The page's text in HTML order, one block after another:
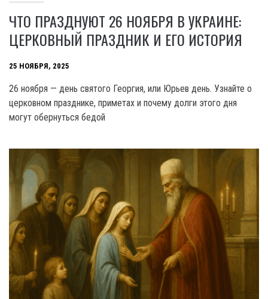
ЧТО ПРАЗДНУЮТ 26 НОЯБРЯ В УКРАИНЕ:
ЦЕРКОВНЫЙ ПРАЗДНИК И ЕГО ИСТОРИЯ
25 НОЯБРЯ, 2025
26 ноября — день святого Георгия, или Юрьев день. Узнайте о
церковном празднике, приметах и почему долги этого дня
могут обернуться бедой